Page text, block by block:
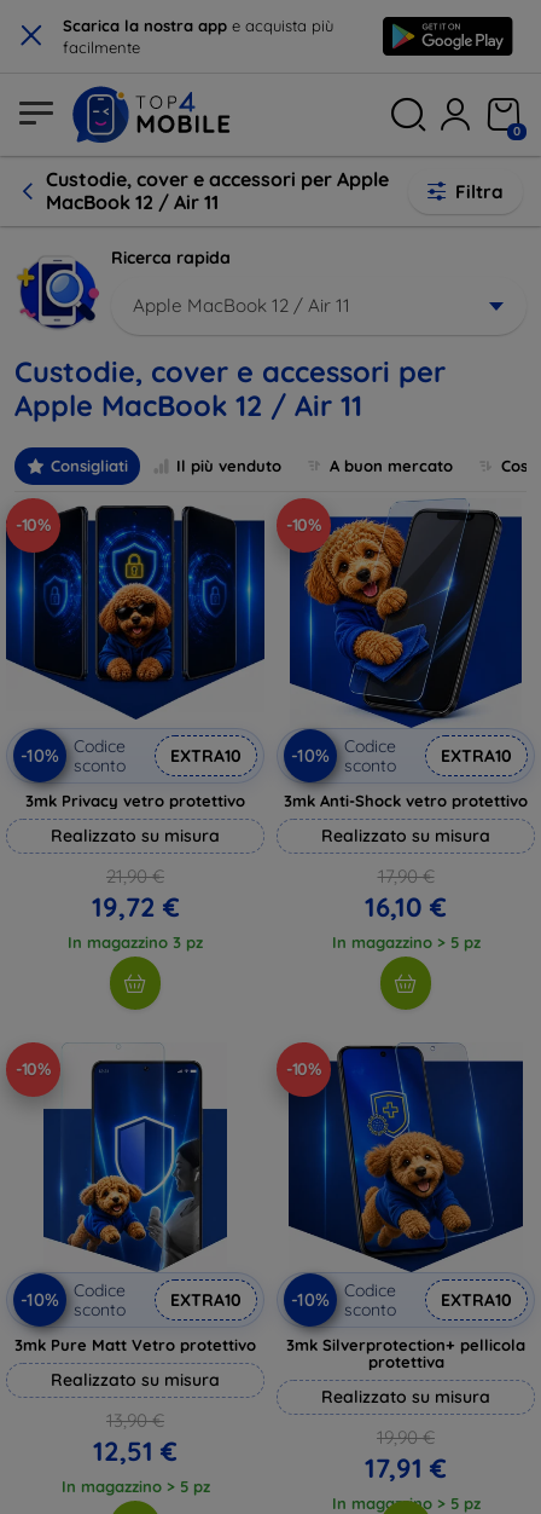
× Scarica la nostra app e acquista più
facilmente
0
Custodie, cover e accessori per Apple
MacBook 12 / Air 11
Filtra
Ricerca rapida
Apple MacBook 12 / Air 11
Custodie, cover e accessori per
Apple MacBook 12 / Air 11
Consigliati Il più venduto A buon mercato
-10%
-10%
Codice
sconto
EXTRA10
3mk Privacy vetro protettivo
Realizzato su misura
21,90 €
19,72 €
In magazzino 3 pz
-10%
-10%
Codice
sconto
EXTRA10
3mk Anti-Shock vetro protettivo
Realizzato su misura
17,90 €
16,10 €
In magazzino > 5 pz
-10%
-10%
Codice
sconto
EXTRA10
3mk Pure Matt Vetro protettivo
Realizzato su misura
13,90 €
12,51 €
In magazzino > 5 pz
-10%
-10%
Codice
sconto
EXTRA10
3mk Silverprotection+ pellicola
protettiva
Realizzato su misura
19,90 €
17,91 €
In magazzino > 5 pz